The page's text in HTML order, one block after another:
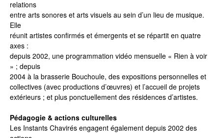
relations
entre arts sonores et arts visuels au sein d’un lieu de musique.
Elle
réunit artistes confirmés et émergents et se répartit en quatre
axes :
depuis 2002, une programmation vidéo mensuelle « Rien à voir
» ; depuis
2004 à la brasserie Bouchoule, des expositions personnelles et
collectives (avec productions d’œuvres) et l’accueil de projets
extérieurs ; et plus ponctuellement des résidences d’artistes.
Pédagogie & actions culturelles
Les Instants Chavirés engagent également depuis 2002 des